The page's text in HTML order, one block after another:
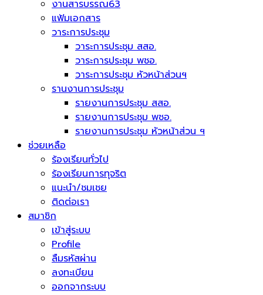
งานสารบรรณ63
แฟ้มเอกสาร
วาระการประชุม
วาระการประชุม สสอ.
วาระการประชุม พชอ.
วาระการประชุม หัวหน้าส่วนฯ
รานงานการประชุม
รายงานการประชุม สสอ.
รายงานการประชุม พชอ.
รายงานการประชุม หัวหน้าส่วน ฯ
ช่วยเหลือ
ร้องเรียนทั่วไป
ร้องเรียนการทุจริต
แนะนำ/ชมเชย
ติดต่อเรา
สมาชิก
เข้าสู่ระบบ
Profile
ลืมรหัสผ่าน
ลงทะเบียน
ออกจากระบบ